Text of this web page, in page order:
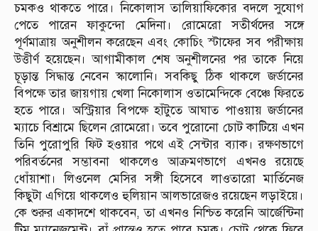
চমকও থাকতে পারে। নিকোলাস তালিয়াফিকোর বদলে সুযোগ
পেতে পারেন ফাকুন্দো মেদিনা। রোমেরো সতীর্থদের সঙ্গে
পূর্ণমাত্রায় অনুশীলন করেছেন এবং কোচিং স্টাফের সব পরীক্ষায়
উত্তীর্ণ হয়েছেন। আগামীকাল শেষ অনুশীলনের পর তাকে নিয়ে
চূড়ান্ত সিদ্ধান্ত নেবেন স্কালোনি। সবকিছু ঠিক থাকলে জর্ডানের
বিপক্ষে তার জায়গায় খেলা নিকোলাস ওতামেন্দিকে বেঞ্চে ফিরতে
হতে পারে। অস্ট্রিয়ার বিপক্ষে হাঁটুতে আঘাত পাওয়ায় জর্ডানের
ম্যাচে বিশ্রামে ছিলেন রোমেরো। তবে পুরোনো চোট কাটিয়ে এখন
তিনি পুরোপুরি ফিট হওয়ার পথে এই সেন্টার ব্যাক। রক্ষণভাগে
পরিবর্তনের সম্ভাবনা থাকলেও আক্রমণভাগে এখনও রয়েছে
ধোঁয়াশা। লিওনেল মেসির সঙ্গী হিসেবে লাওতারো মার্তিনেজ
কিছুটা এগিয়ে থাকলেও হুলিয়ান আলভারেজও রয়েছেন লড়াইয়ে।
কে শুরুর একাদশে থাকবেন, তা এখনও নিশ্চিত করেনি আর্জেন্টিনা